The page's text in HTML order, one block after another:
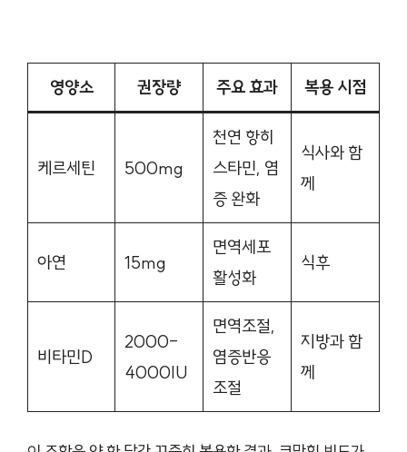
영양소 권장량 주요 효과 복용 시점
케르세틴 500mg
천연 항히
스타민, 염
증 완화
식사와 함
께
아연 15mg
면역세포
활성화
식후
비타민D
2000-
4000IU
면역조절,
염증반응
조절
지방과 함
께